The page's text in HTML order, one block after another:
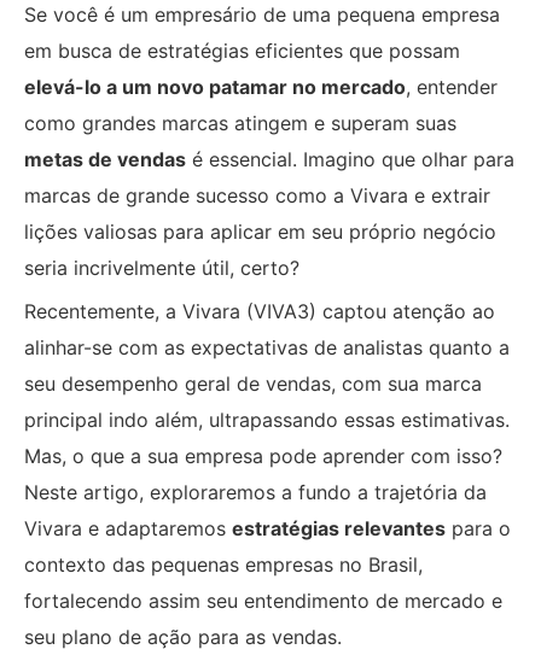
Se você é um empresário de uma pequena empresa
em busca de estratégias eficientes que possam
elevá-lo a um novo patamar no mercado, entender
como grandes marcas atingem e superam suas
metas de vendas é essencial. Imagino que olhar para
marcas de grande sucesso como a Vivara e extrair
lições valiosas para aplicar em seu próprio negócio
seria incrivelmente útil, certo?
Recentemente, a Vivara (VIVA3) captou atenção ao
alinhar-se com as expectativas de analistas quanto a
seu desempenho geral de vendas, com sua marca
principal indo além, ultrapassando essas estimativas.
Mas, o que a sua empresa pode aprender com isso?
Neste artigo, exploraremos a fundo a trajetória da
Vivara e adaptaremos estratégias relevantes para o
contexto das pequenas empresas no Brasil,
fortalecendo assim seu entendimento de mercado e
seu plano de ação para as vendas.